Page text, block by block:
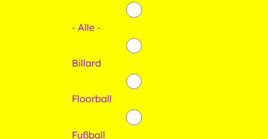
- Alle -
Billard
Floorball
Fußball